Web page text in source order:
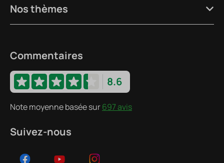
Nos thèmes
Commentaires
8.6
Note moyenne basée sur697 avis
Suivez-nous